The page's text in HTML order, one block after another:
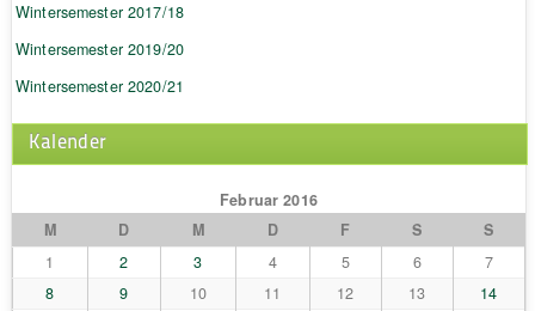
Wintersemester 2017/18
Wintersemester 2019/20
Wintersemester 2020/21
Kalender
Februar 2016
M
D M D F S
S
1
2 3 4 5 6
7
8
9 10 11 12 13
14